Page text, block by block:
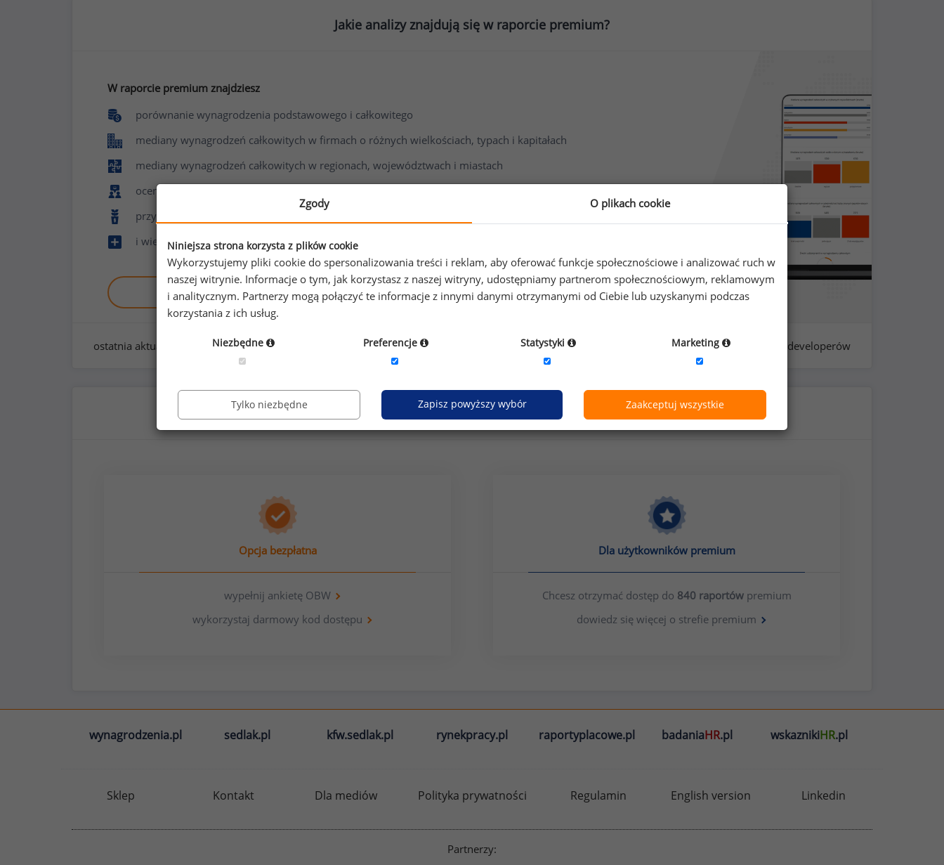
Jakie analizy znajdują się w raporcie premium?
W raporcie premium znajdziesz
porównanie wynagrodzenia podstawowego i całkowitego
mediany wynagrodzeń całkowitych w firmach o różnych wielkościach, typach i kapitałach
mediany wynagrodzeń całkowitych w regionach, województwach i miastach
ocenę poziomu zadowolenia z pracy i wynagrodzenia
przyznawane benefity
i wiele innych
Zobacz raport demo
ostatnia aktualizacja: styczeń 2026 grupa stanowisk: próba: 562 - front-end developerów
Jak uzyskać dostęp do raportu?
Opcja bezpłatna
wypełnij ankietę OBW
wykorzystaj darmowy kod dostępu
Dla użytkowników premium
Chcesz otrzymać dostęp do 840 raportówpremium
dowiedz się więcej o strefie premium
wynagrodzenia.pl sedlak.pl kfw.sedlak.pl rynekpracy.pl raportyplacowe.pl badaniaHR.pl wskaznikiHR.pl
Sklep Kontakt Dla mediów Polityka prywatności Regulamin English version Linkedin
Partnerzy:
Zgody O plikach cookie
Niniejsza strona korzysta z plików cookie
Wykorzystujemy pliki cookie do spersonalizowania treści i reklam, aby oferować funkcje społecznościowe i analizować ruch w
naszej witrynie. Informacje o tym, jak korzystasz z naszej witryny, udostępniamy partnerom społecznościowym, reklamowym
i analitycznym. Partnerzy mogą połączyć te informacje z innymi danymi otrzymanymi od Ciebie lub uzyskanymi podczas
korzystania z ich usług.
Niezbędne Preferencje Statystyki Marketing
Tylko niezbędne Zapisz powyższy wybór Zaakceptuj wszystkie